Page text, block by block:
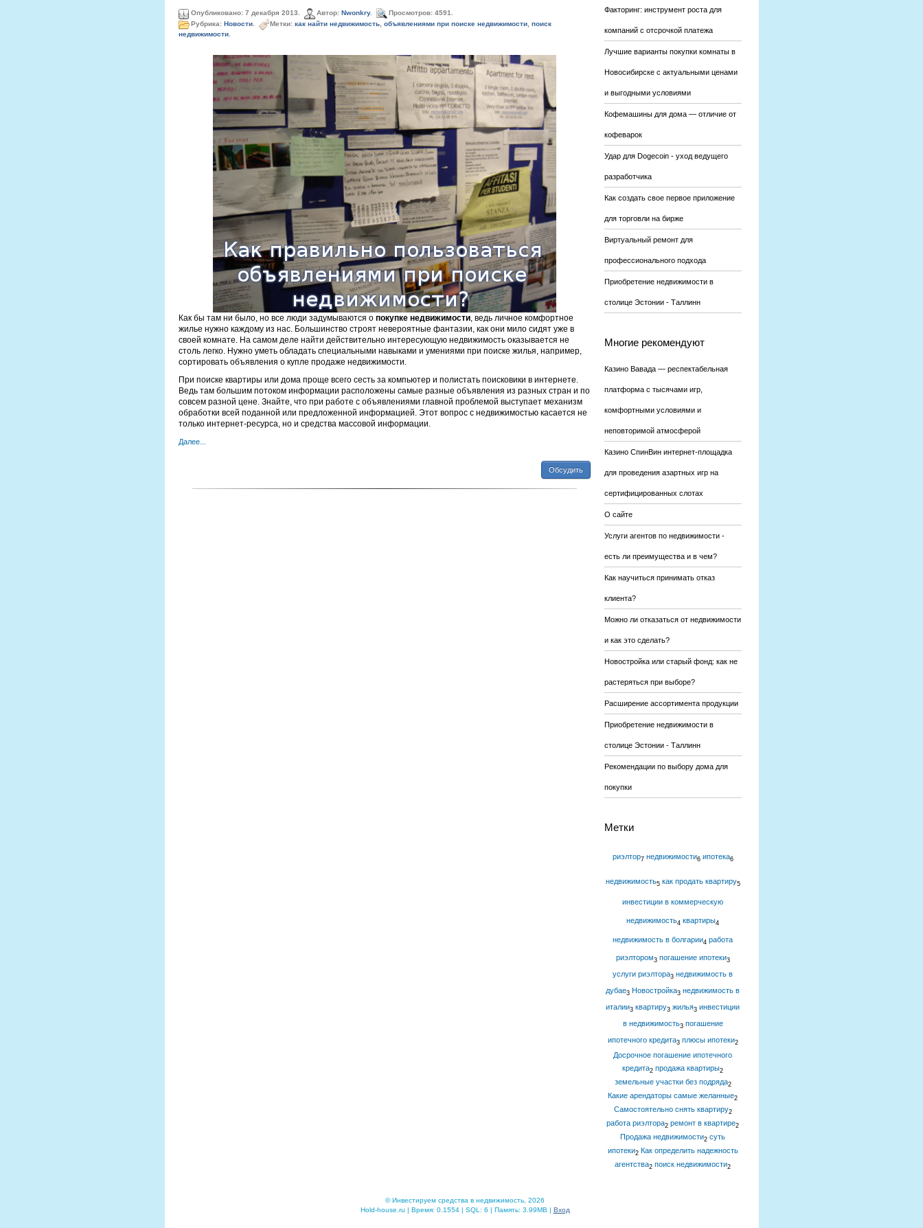
Опубликовано: 7 декабря 2013. Автор: Nwonkry.
Просмотров: 4591.
Рубрика: Новости. Метки: как найти недвижимость, объявлениями при поиске недвижимости, поиск
недвижимости.
Как бы там ни было, но все люди задумываются о покупке недвижимости, ведь личное комфортное
жилье нужно каждому из нас. Большинство строят невероятные фантазии, как они мило сидят уже в
своей комнате. На самом деле найти действительно интересующую недвижимость оказывается не
столь легко. Нужно уметь обладать специальными навыками и умениями при поиске жилья, например,
сортировать объявления о купле продаже недвижимости.
При поиске квартиры или дома проще всего сесть за компьютер и полистать поисковики в интернете.
Ведь там большим потоком информации расположены самые разные объявления из разных стран и по
совсем разной цене. Знайте, что при работе с объявлениями главной проблемой выступает механизм
обработки всей поданной или предложенной информацией. Этот вопрос с недвижимостью касается не
только интернет-ресурса, но и средства массовой информации.
Далее...
Обсудить
Факторинг: инструмент роста для
компаний с отсрочкой платежа
Лучшие варианты покупки комнаты в
Новосибирске с актуальными ценами
и выгодными условиями
Кофемашины для дома — отличие от
кофеварок
Удар для Dogecoin - уход ведущего
разработчика
Как создать свое первое приложение
для торговли на бирже
Виртуальный ремонт для
профессионального подхода
Приобретение недвижимости в
столице Эстонии - Таллинн
Многие рекомендуют
Казино Вавада — респектабельная
платформа с тысячами игр,
комфортными условиями и
неповторимой атмосферой
Казино СпинВин интернет-площадка
для проведения азартных игр на
сертифицированных слотах
О сайте
Услуги агентов по недвижимости -
есть ли преимущества и в чем?
Как научиться принимать отказ
клиента?
Можно ли отказаться от недвижимости
и как это сделать?
Новостройка или старый фонд: как не
растеряться при выборе?
Расширение ассортимента продукции
Приобретение недвижимости в
столице Эстонии - Таллинн
Рекомендации по выбору дома для
покупки
Метки
риэлтор7 недвижимости6 ипотека6
недвижимость5 как продать квартиру5
инвестиции в коммерческую
недвижимость4 квартиры4
недвижимость в болгарии4 работа
риэлтором3 погашение ипотеки3
услуги риэлтора3 недвижимость в
дубае3 Новостройка3 недвижимость в
италии3 квартиру3 жилья3 инвестиции
в недвижимость3 погашение
ипотечного кредита3 плюсы ипотеки2
Досрочное погашение ипотечного
кредита2 продажа квартиры2
земельные участки без подряда2
Какие арендаторы самые желанные2
Самостоятельно снять квартиру2
работа риэлтора2 ремонт в квартире2
Продажа недвижимости2 суть
ипотеки2 Как определить надежность
агентства2 поиск недвижимости2
© Инвестируем средства в недвижимость, 2026
Hold-house.ru | Время: 0.1554 | SQL: 6 | Память: 3.99MB | Вход